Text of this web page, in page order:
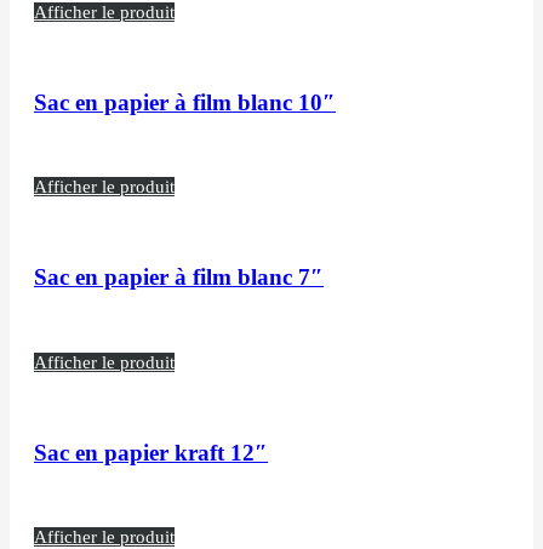
Afficher le produit
Sac en papier à film blanc 10″
Afficher le produit
Sac en papier à film blanc 7″
Afficher le produit
Sac en papier kraft 12″
Afficher le produit